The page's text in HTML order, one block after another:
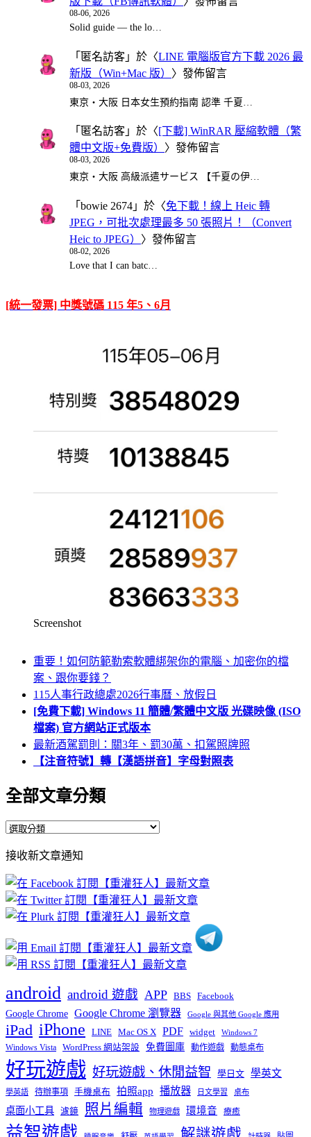
08-06, 2026
Solid guide — the lo…
「 匿名訪客 」於〈LINE 電腦版官方下載 2026 最
新版（Win+Mac 版） 〉發佈留言
08-03, 2026
東京・大阪 日本女生預約指南 認準 千夏…
「 匿名訪客 」於〈[下載] WinRAR 壓縮軟體（繁
體中文版+免費版） 〉發佈留言
08-03, 2026
東京・大阪 高級派遣サービス 【千夏の伊…
「 bowie 2674 」於〈免下載！線上 Heic 轉
JPEG，可批次處理最多 50 張照片！（Convert
Heic to JPEG） 〉發佈留言
08-02, 2026
Love that I can batc…
[統一發票] 中獎號碼 115 年5、6月
Screenshot
重要！如何防範勒索軟體綁架你的電腦、加密你的檔
案、跟你要錢？
115人事行政總處2026行事曆、放假日
[免費下載] Windows 11 簡體/繁體中文版 光碟映像 (ISO
檔案) 官方網站正式版本
最新酒駕罰則：關3年、罰30萬、扣駕照牌照
【注音符號】轉【漢語拼音】字母對照表
全部文章分類
全
文
章
分
類
接收新文章通知
android android 遊戲 APP BBS Facebook
Google Chrome Google Chrome 瀏覽器 Google 與其他 Google 應用
iPad iPhone LINE Mac OS X PDF widget Windows 7
Windows Vista WordPress 網站架設 免費圖庫 動作遊戲 動態桌布
好玩遊戲 好玩遊戲、休閒益智 學日文 學英文
學英語 待辦事項 手機桌布 拍照app 播放器 日文學習 桌布
桌面小工具 濾鏡 照片編輯 物理遊戲 環境音 療癒
益智遊戲